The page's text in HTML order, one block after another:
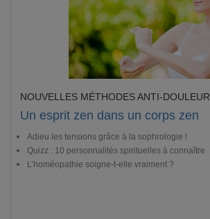
NOUVELLES MÉTHODES ANTI-DOULEUR
Un esprit zen dans un corps zen
Adieu les tensions grâce à la sophrologie !
Quizz : 10 personnalités spirituelles à connaître
L’homéopathie soigne-t-elle vraiment ?